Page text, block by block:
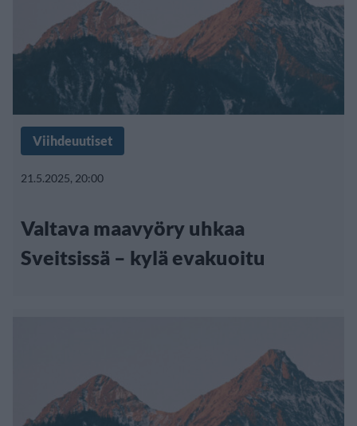
Viihdeuutiset
21.5.2025, 20:00
Valtava maavyöry uhkaa
Sveitsissä – kylä evakuoitu